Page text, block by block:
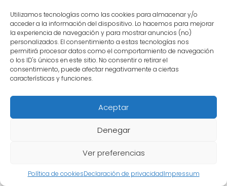
Utilizamos tecnologías como las cookies para almacenar y/o
acceder a la información del dispositivo. Lo hacemos para mejorar
la experiencia de navegación y para mostrar anuncios (no)
personalizados. El consentimiento a estas tecnologías nos
permitirá procesar datos como el comportamiento de navegación
o los ID's únicos en este sitio. No consentir o retirar el
consentimiento, puede afectar negativamente a ciertas
características y funciones.
Aceptar
Denegar
Ver preferencias
Política de cookiesDeclaración de privacidadImpressum
Qué factores podrían influir
en la determinación de
quién es más fuerte
entre Borós y Garou podría depender de
varios factores. Ambos personajes son
**increíblemente poderosos** y han
serie "One Punch Man". Para poder determinar
quién es el más fuerte, debemos analizar